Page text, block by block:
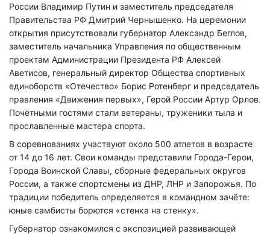
России Владимир Путин и заместитель председателя
Правительства РФ Дмитрий Чернышенко. На церемонии
открытия присутствовали губернатор Александр Беглов,
заместитель начальника Управления по общественным
проектам Администрации Президента РФ Алексей
Аветисов, генеральный директор Общества спортивных
единоборств «Отечество» Борис Ротенберг и председатель
правления «Движения первых», Герой России Артур Орлов.
Почётными гостями стали ветераны, труженики тыла и
прославленные мастера спорта.
В соревнованиях участвуют около 500 атлетов в возрасте
от 14 до 16 лет. Свои команды представили Города-Герои,
Города Воинской Славы, сборные федеральных округов
России, а также спортсмены из ДНР, ЛНР и Запорожья. По
традиции победитель определяется в командном зачёте:
юные самбисты борются «стенка на стенку».
Губернатор ознакомился с экспозицией развивающей